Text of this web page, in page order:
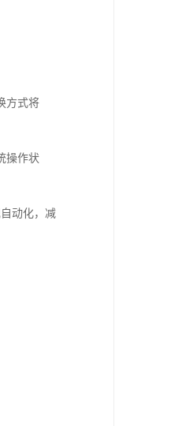
方式将
操作状
动化，减